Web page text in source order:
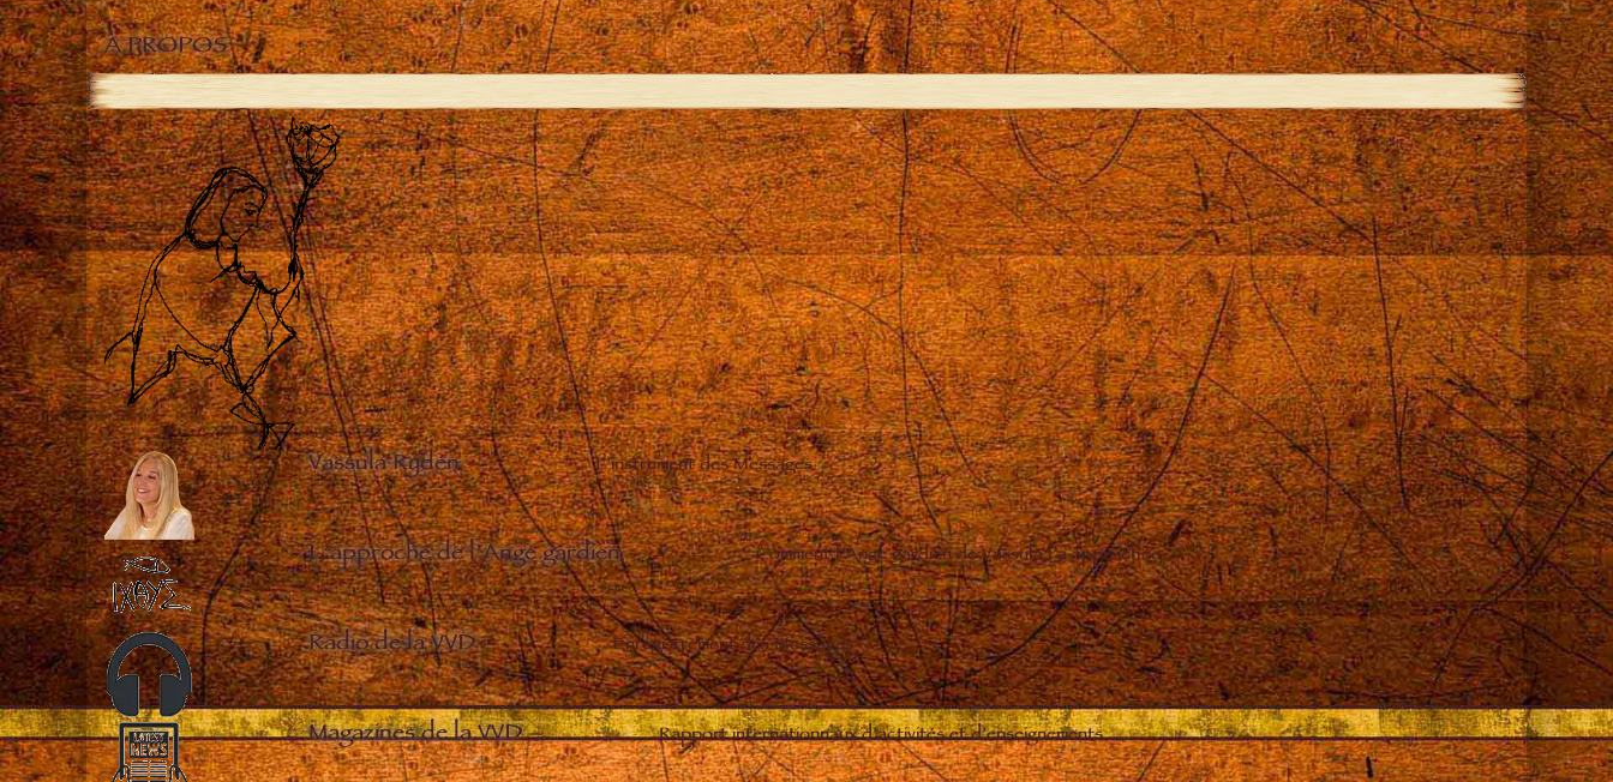
À PROPOS
Vassula Rydén– L’instrument des Messages
L’approche de l’Ange gardien– Comment l’Ange gardien de Vassula l’a approchée
Radio de la VVD– Enregistrement des Messages
Magazines de la VVD– Rapport internationnaux d’activités et d’enseignements